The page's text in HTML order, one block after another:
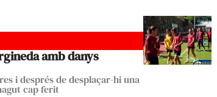
amb danys
i després de desplaçar-hi una
cap ferit